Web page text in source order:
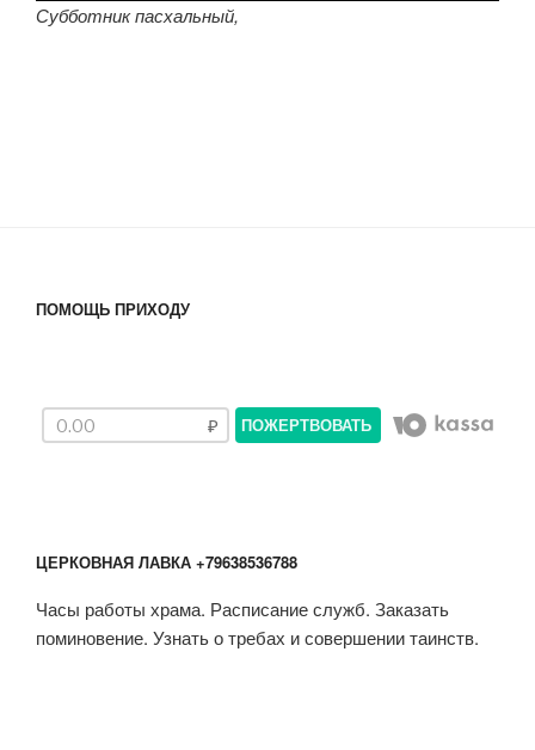
Субботник пасхальный,
ПОМОЩЬ ПРИХОДУ
ПОЖЕРТВОВАТЬ
ЦЕРКОВНАЯ ЛАВКА +79638536788
Часы работы храма. Расписание служб. Заказать
поминовение. Узнать о требах и совершении таинств.